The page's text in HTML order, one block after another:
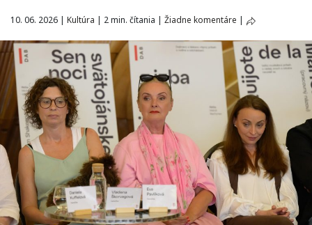
10. 06. 2026 | Kultúra | 2 min. čítania | Žiadne komentáre |